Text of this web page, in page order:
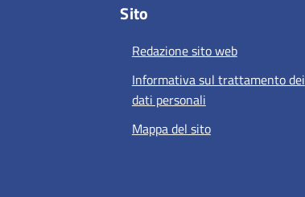
Sito
Redazione sito web
Informativa sul trattamento dei
dati personali
Mappa del sito